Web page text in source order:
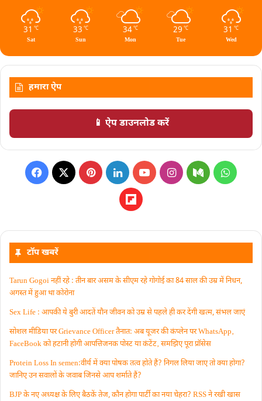
31 ℃
Sat
33 ℃
Sun
34 ℃
Mon
29 ℃
Tue
31 ℃
Wed
हमारा ऐप
📱 ऐप डाउनलोड करें
टॉप खबरें
Tarun Gogoi नहीं रहे : तीन बार असम के सीएम रहे गोगोई का 84 साल की उम्र में निधन,
अगस्त में हुआ था कोरोना
Sex Life : आपकी ये बुरी आदतें याैन जीवन को उम्र से पहले ही कर देंगी खत्म, संभल जाएं
सोशल मीडिया पर Grievance Officer तैनात: अब यूजर की कंप्लेन पर WhatsApp‚
FaceBook को हटानी होगी आपत्तिजनक पोस्ट या कंटेंट‚ समझिए पूरा प्रॉसेस
Protein Loss In semen:वीर्य में क्या पोषक तत्व होते हैं? निगल लिया जाए तो क्या होगा?
जानिए उन सवालों के जवाब जिनसे आप शर्माते हैं?
BJP के नए अध्यक्ष के लिए बैठकें तेज, कौन होगा पार्टी का नया चेहरा? RSS ने रखी खास